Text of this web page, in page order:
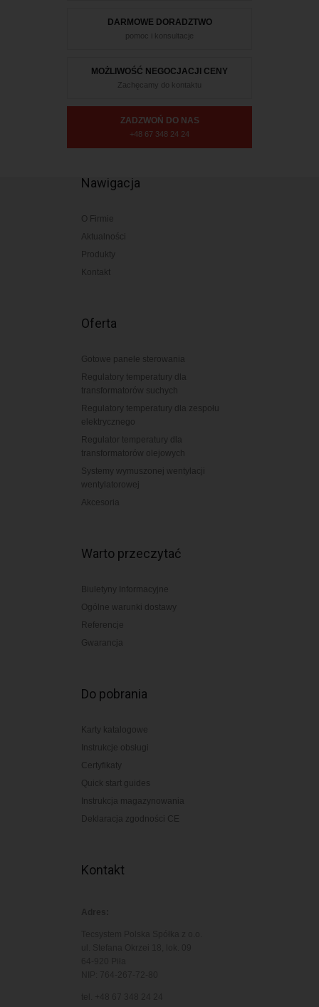
DARMOWE DORADZTWO
pomoc i konsultacje
MOŻLIWOŚĆ NEGOCJACJI CENY
Zachęcamy do kontaktu
ZADZWOŃ DO NAS
+48 67 348 24 24
Nawigacja
O Firmie
Aktualności
Produkty
Kontakt
Oferta
Gotowe panele sterowania
Regulatory temperatury dla
transformatorów suchych
Regulatory temperatury dla zespołu
elektrycznego
Regulator temperatury dla
transformatorów olejowych
Systemy wymuszonej wentylacji
wentylatorowej
Akcesoria
Warto przeczytać
Biuletyny Informacyjne
Ogólne warunki dostawy
Referencje
Gwarancja
Do pobrania
Karty katalogowe
Instrukcje obsługi
Certyfikaty
Quick start guides
Instrukcja magazynowania
Deklaracja zgodności CE
Kontakt